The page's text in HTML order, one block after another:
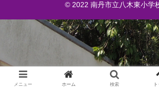
© 2022 南丹市立八木東小学
メニュー ホーム 検索